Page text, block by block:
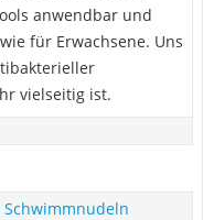
anwendbar und
für Erwachsene. Uns
vielseitig ist.
Schwimmnudeln